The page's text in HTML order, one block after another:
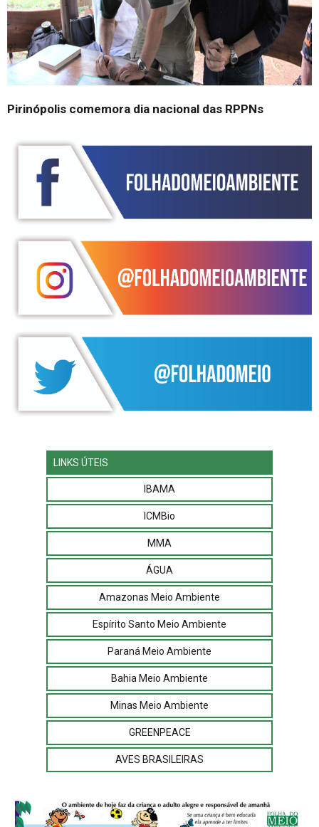
Pirinópolis comemora dia nacional das RPPNs
LINKS ÚTEIS
IBAMA
ICMBio
MMA
ÁGUA
Amazonas Meio Ambiente
Espírito Santo Meio Ambiente
Paraná Meio Ambiente
Bahia Meio Ambiente
Minas Meio Ambiente
GREENPEACE
AVES BRASILEIRAS